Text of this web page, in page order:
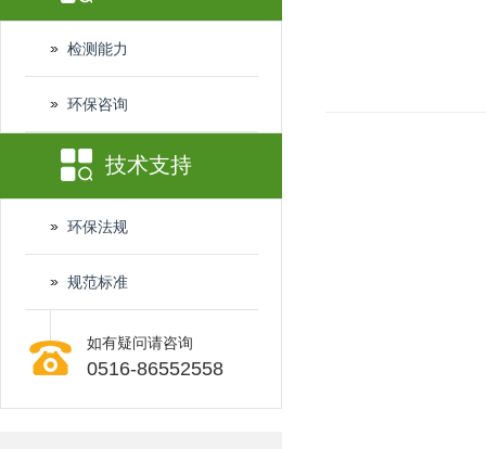
检测能力
环保咨询
技术支持
环保法规
规范标准
如有疑问请咨询
0516-86552558